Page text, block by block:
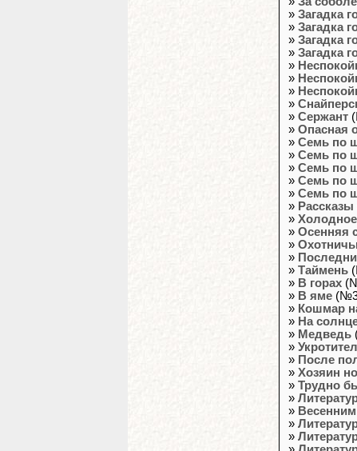
» Загадка
» Загадка
» Загадка
» Загадка
»
»
»
»
» Сержант
» Опасная
» Семь по
» Семь по
» Семь по
» Семь по
» Семь по
»
»
» Осенняя
»
»
» Таймень
» В горах
» В яме
» Кошмар
» На
» Медведь
»
» После
» Хозяин
» Трудно
»
»
»
»